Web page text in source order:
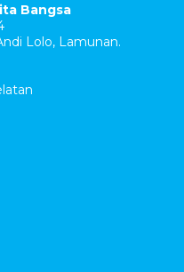
Bangsa
Lolo, Lamunan.